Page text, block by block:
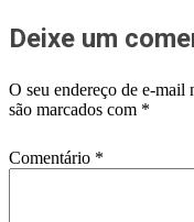
Deixe um
O seu endereço de e-mail
são marcados com *
Comentário *